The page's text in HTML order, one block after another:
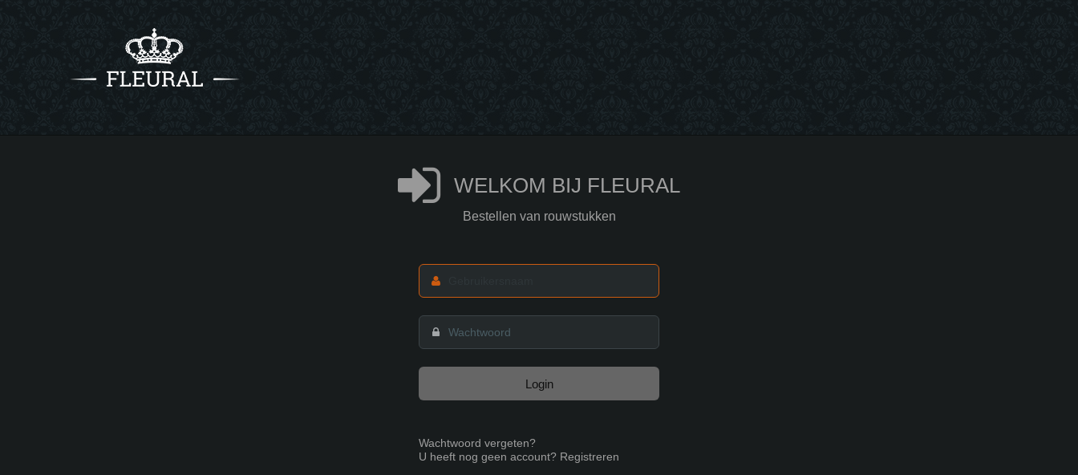
WELKOM BIJ FLEURAL
Bestellen van rouwstukken
Login
Wachtwoord vergeten?
U heeft nog geen account? Registreren